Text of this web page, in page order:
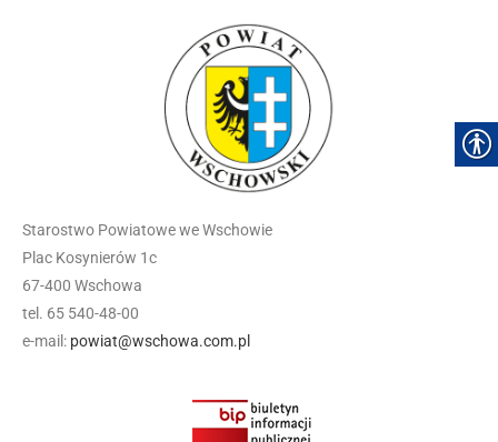
Starostwo Powiatowe we Wschowie
Plac Kosynierów 1c
67-400 Wschowa
tel. 65 540-48-00
e-mail: powiat@wschowa.com.pl